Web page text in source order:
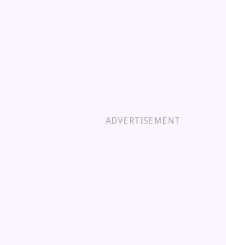
ADVERTISEMENT